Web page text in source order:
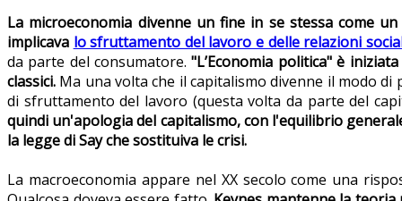
La microeconomia divenne un fine in se stessa come
implicava lo sfruttamento del lavoro e delle relazioni
da parte del consumatore."L’Economia politica" è
classici. Ma una volta che il capitalismo divenne il modo
di sfruttamento del lavoro (questa volta da parte del
quindi un'apologia del capitalismo, con l'equilibrio
la legge di Say che sostituiva le crisi.
La macroeconomia appare nel XX secolo come una